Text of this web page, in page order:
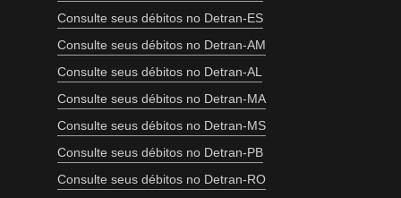
Consulte seus débitos no Detran-ES
Consulte seus débitos no Detran-AM
Consulte seus débitos no Detran-AL
Consulte seus débitos no Detran-MA
Consulte seus débitos no Detran-MS
Consulte seus débitos no Detran-PB
Consulte seus débitos no Detran-RO